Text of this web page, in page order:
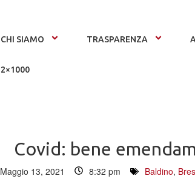
CHI SIAMO TRASPARENZA
2×1000
Covid: bene
Maggio 13, 2021 8:32 pm Baldino,